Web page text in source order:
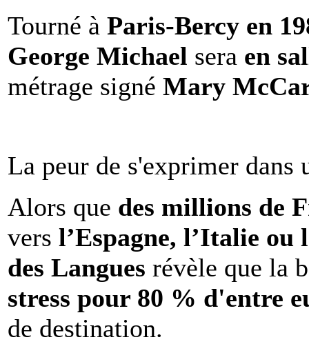
Tourné à Paris-Bercy en
George Michael sera en
métrage signé Mary
La peur de s'exprimer dans
Alors que des millions de
vers l’Espagne, l’Italie ou
des Langues révèle que la
stress pour 80 % d'entre
de destination.